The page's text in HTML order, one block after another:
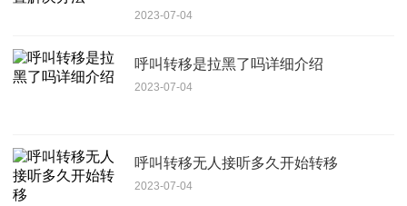
2023-07-04
呼叫转移是拉黑了吗详细介绍
2023-07-04
呼叫转移无人接听多久开始转移
2023-07-04